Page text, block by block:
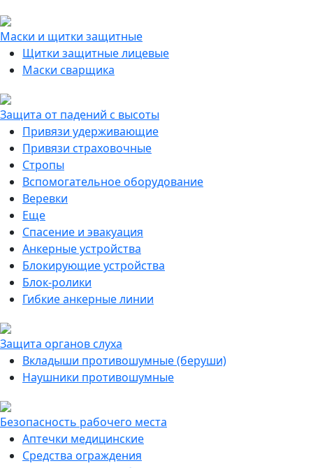
Маски и щитки защитные
Щитки защитные лицевые
Маски сварщика
Защита от падений с высоты
Привязи удерживающие
Привязи страховочные
Стропы
Вспомогательное оборудование
Веревки
Еще
Спасение и эвакуация
Анкерные устройства
Блокирующие устройства
Блок-ролики
Гибкие анкерные линии
Защита органов слуха
Вкладыши противошумные (беруши)
Наушники противошумные
Безопасность рабочего места
Аптечки медицинские
Средства ограждения